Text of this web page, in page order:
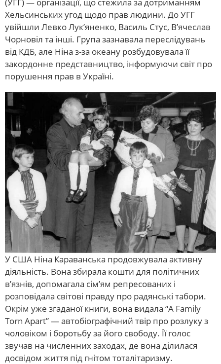
Хельсинських угод щодо прав людини. До УГГ
увійшли Левко Лук’яненко, Василь Стус, В’ячеслав
Чорновіл та інші. Група зазнавала переслідувань
від КДБ, але Ніна з-за океану розбудовувала її
закордонне представництво, інформуючи світ про
порушення прав в Україні.
У США Ніна Караванська продовжувала активну
діяльність. Вона збирала кошти для політичних
в’язнів, допомагала сім’ям репресованих і
розповідала світові правду про радянські табори.
Окрім уже згаданої книги, вона видала “A Family
Torn Apart” — автобіографічний твір про розлуку з
чоловіком і боротьбу за його свободу. Її голос
звучав на численних заходах, де вона ділилася
досвідом життя під гнітом тоталітаризму.